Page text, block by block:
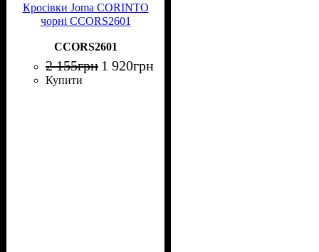
Кросівки Joma CORINTO
чорні CCORS2601
CCORS2601
2 155грн 1 920грн
Купити